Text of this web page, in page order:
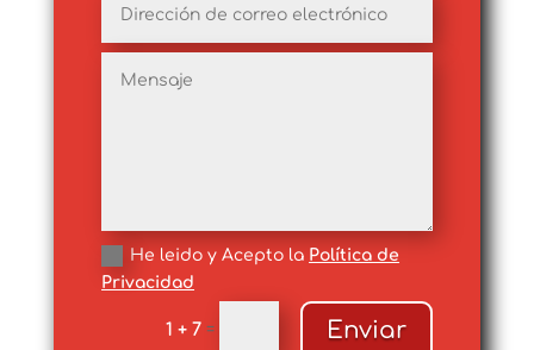
He leido y Acepto la Política de
Privacidad
1 + 7 = Enviar